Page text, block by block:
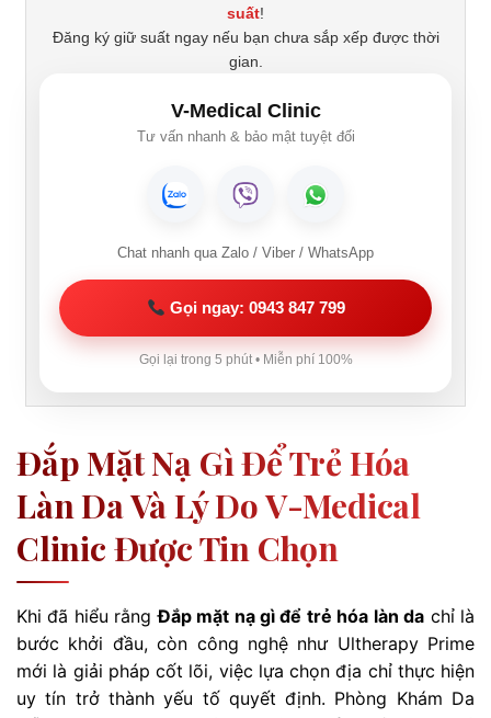
suất!
Đăng ký giữ suất ngay nếu bạn chưa sắp xếp được thời
gian.
V-Medical Clinic
Tư vấn nhanh & bảo mật tuyệt đối
Chat nhanh qua Zalo / Viber / WhatsApp
Gọi ngay: 0943 847 799
Gọi lại trong 5 phút • Miễn phí 100%
Đắp Mặt Nạ Gì Để Trẻ Hóa
Làn Da Và Lý Do V-Medical
Clinic Được Tin Chọn
Khi đã hiểu rằngĐắp mặt nạ gì để trẻ hóa làn da chỉ là
bước khởi đầu, còn công nghệ như Ultherapy Prime
mới là giải pháp cốt lõi, việc lựa chọn địa chỉ thực hiện
uy tín trở thành yếu tố quyết định. Phòng Khám Da